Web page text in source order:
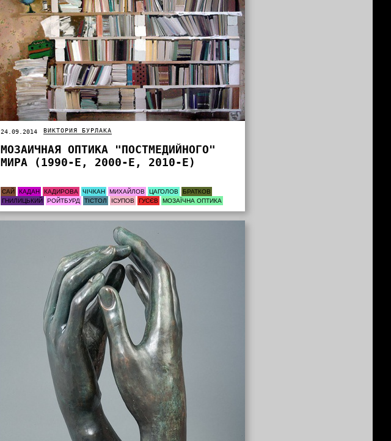
24.09.2014 ВИКТОРИЯ БУРЛАКА
МОЗАИЧНАЯ ОПТИКА "ПОСТМЕДИЙНОГО"
МИРА (1990‐Е, 2000‐Е, 2010‐Е)
САЙ КАДАН КАДИРОВА ЧІЧКАН МИХАЙЛОВ ЦАГОЛОВ
БРАТКОВ
ГНИЛИЦЬКИЙ
РОЙТБУРД ТІСТОЛ ІСУПОВ ГУСЄВ МОЗАЇЧНА ОПТИКА